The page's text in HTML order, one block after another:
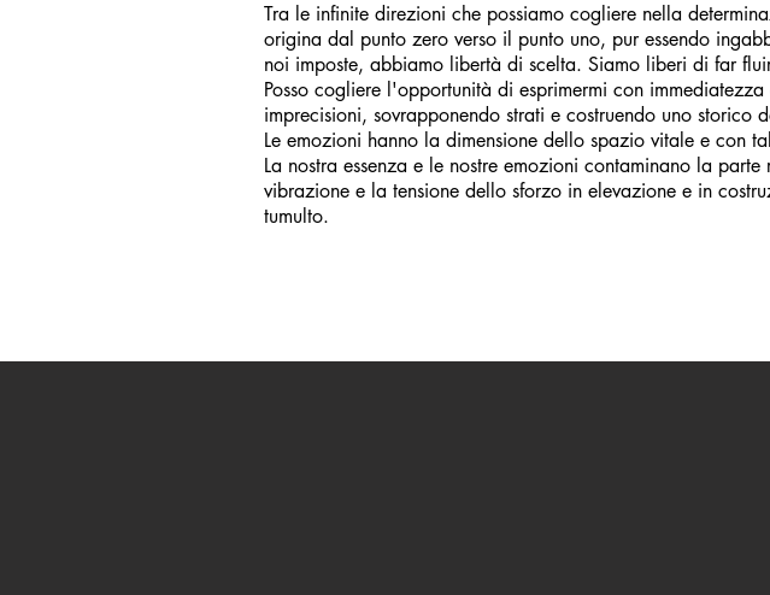
Tra le infinite direzioni che possiamo cogliere nella
origina dal punto zero verso il punto uno, pur essendo
noi imposte, abbiamo libertà di scelta. Siamo liberi di far
Posso cogliere l'opportunità di esprimermi con
imprecisioni, sovrapponendo strati e costruendo uno
Le emozioni hanno la dimensione dello spazio vitale e con
La nostra essenza e le nostre emozioni contaminano la
vibrazione e la tensione dello sforzo in elevazione e in
tumulto.